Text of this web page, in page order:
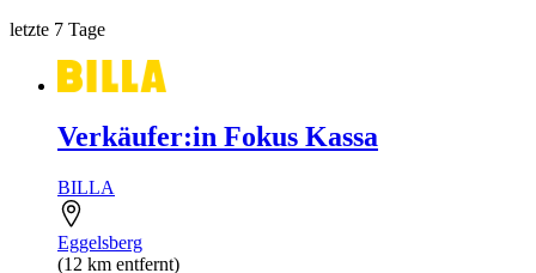
letzte 7 Tage
Verkäufer:in Fokus Kassa
BILLA
Eggelsberg
(12 km entfernt)